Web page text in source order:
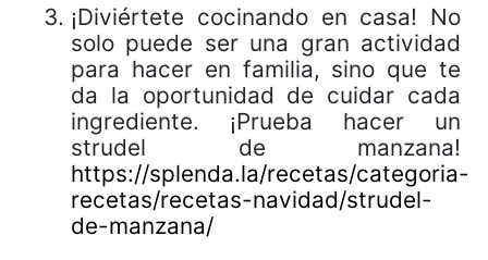
¡Diviértete cocinando en casa! No
solo puede ser una gran actividad
para hacer en familia, sino que te
da la oportunidad de cuidar cada
ingrediente. ¡Prueba hacer un
strudel de manzana!
https://splenda.la/recetas/categoria-
recetas/recetas-navidad/strudel-
de-manzana/